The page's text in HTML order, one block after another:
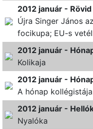
2012 január -
Újra Singer János
focikupa; EU-s
2012 január -
Kolikaja
2012 január -
A hónap
2012 január -
Nyalóka